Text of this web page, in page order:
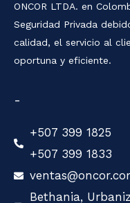
ONCOR LTDA. en
Seguridad Privada
calidad, el servicio al
oportuna y eficiente.
-
+507 399 1825
+507 399 1833
Bethania,